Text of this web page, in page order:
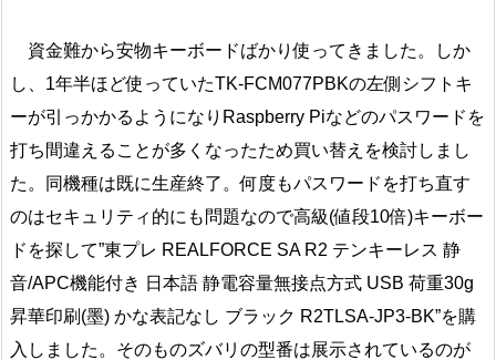
資金難から安物キーボードばかり使ってきました。しか
し、1年半ほど使っていたTK-FCM077PBKの左側シフトキ
ーが引っかかるようになりRaspberry Piなどのパスワードを
打ち間違えることが多くなったため買い替えを検討しまし
た。同機種は既に生産終了。何度もパスワードを打ち直す
のはセキュリティ的にも問題なので高級(値段10倍)キーボー
ドを探して”東プレ REALFORCE SA R2 テンキーレス 静
音/APC機能付き 日本語 静電容量無接点方式 USB 荷重30g
昇華印刷(墨) かな表記なし ブラック R2TLSA-JP3-BK”を購
入しました。そのものズバリの型番は展示されているのが